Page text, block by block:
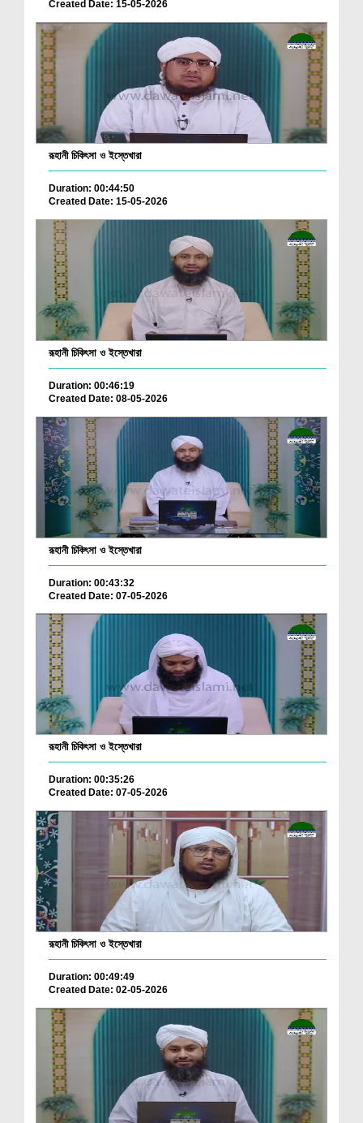
Created Date: 15-05-2026
রূহানী চিকিৎসা ও ইস্তেখারা
Duration: 00:44:50
Created Date: 15-05-2026
রূহানী চিকিৎসা ও ইস্তেখারা
Duration: 00:46:19
Created Date: 08-05-2026
রূহানী চিকিৎসা ও ইস্তেখারা
Duration: 00:43:32
Created Date: 07-05-2026
রূহানী চিকিৎসা ও ইস্তেখারা
Duration: 00:35:26
Created Date: 07-05-2026
রূহানী চিকিৎসা ও ইস্তেখারা
Duration: 00:49:49
Created Date: 02-05-2026